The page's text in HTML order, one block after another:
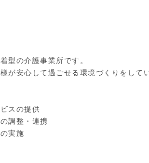
型の介護事業所です。
が安心して過ごせる環境づくりをして
スの提供
調整・連携
実施